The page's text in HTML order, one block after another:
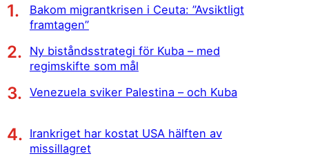
Bakom migrantkrisen i Ceuta: ”Avsiktligt
framtagen”
Ny biståndsstrategi för Kuba – med
regimskifte som mål
Venezuela sviker Palestina – och Kuba
Irankriget har kostat USA hälften av
missillagret